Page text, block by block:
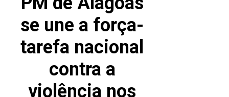
se une a força-
tarefa nacional
contra a
violência nos